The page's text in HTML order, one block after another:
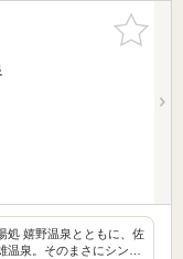
お気に入
りに追加
処 嬉野温泉とともに、佐
温泉。そのまさにシン…